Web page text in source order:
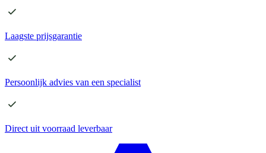
Laagste prijsgarantie
Persoonlijk advies van een specialist
Direct uit voorraad leverbaar